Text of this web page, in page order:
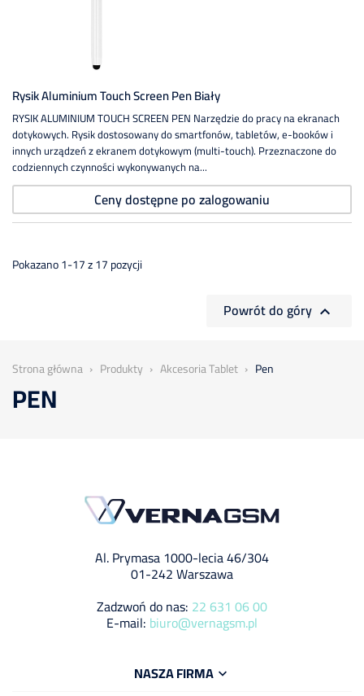
Rysik Aluminium Touch Screen Pen Biały
RYSIK ALUMINIUM TOUCH SCREEN PEN Narzędzie do pracy na ekranach
dotykowych. Rysik dostosowany do smartfonów, tabletów, e-booków i
innych urządzeń z ekranem dotykowym (multi-touch). Przeznaczone do
codziennych czynności wykonywanych na...
Ceny dostępne po zalogowaniu
Pokazano 1-17 z 17 pozycji
Powrót do góry 
Strona główna Produkty Akcesoria Tablet Pen
PEN
Al. Prymasa 1000-lecia 46/304
01-242 Warszawa
Zadzwoń do nas: 22 631 06 00
E-mail: biuro@vernagsm.pl
NASZA FIRMA 